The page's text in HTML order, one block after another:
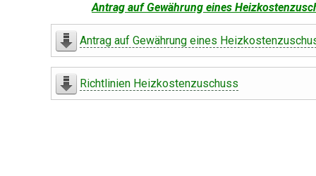
Antrag auf Gewährung eines
Antrag auf Gewährung eines
Richtlinien Heizkostenzuschuss